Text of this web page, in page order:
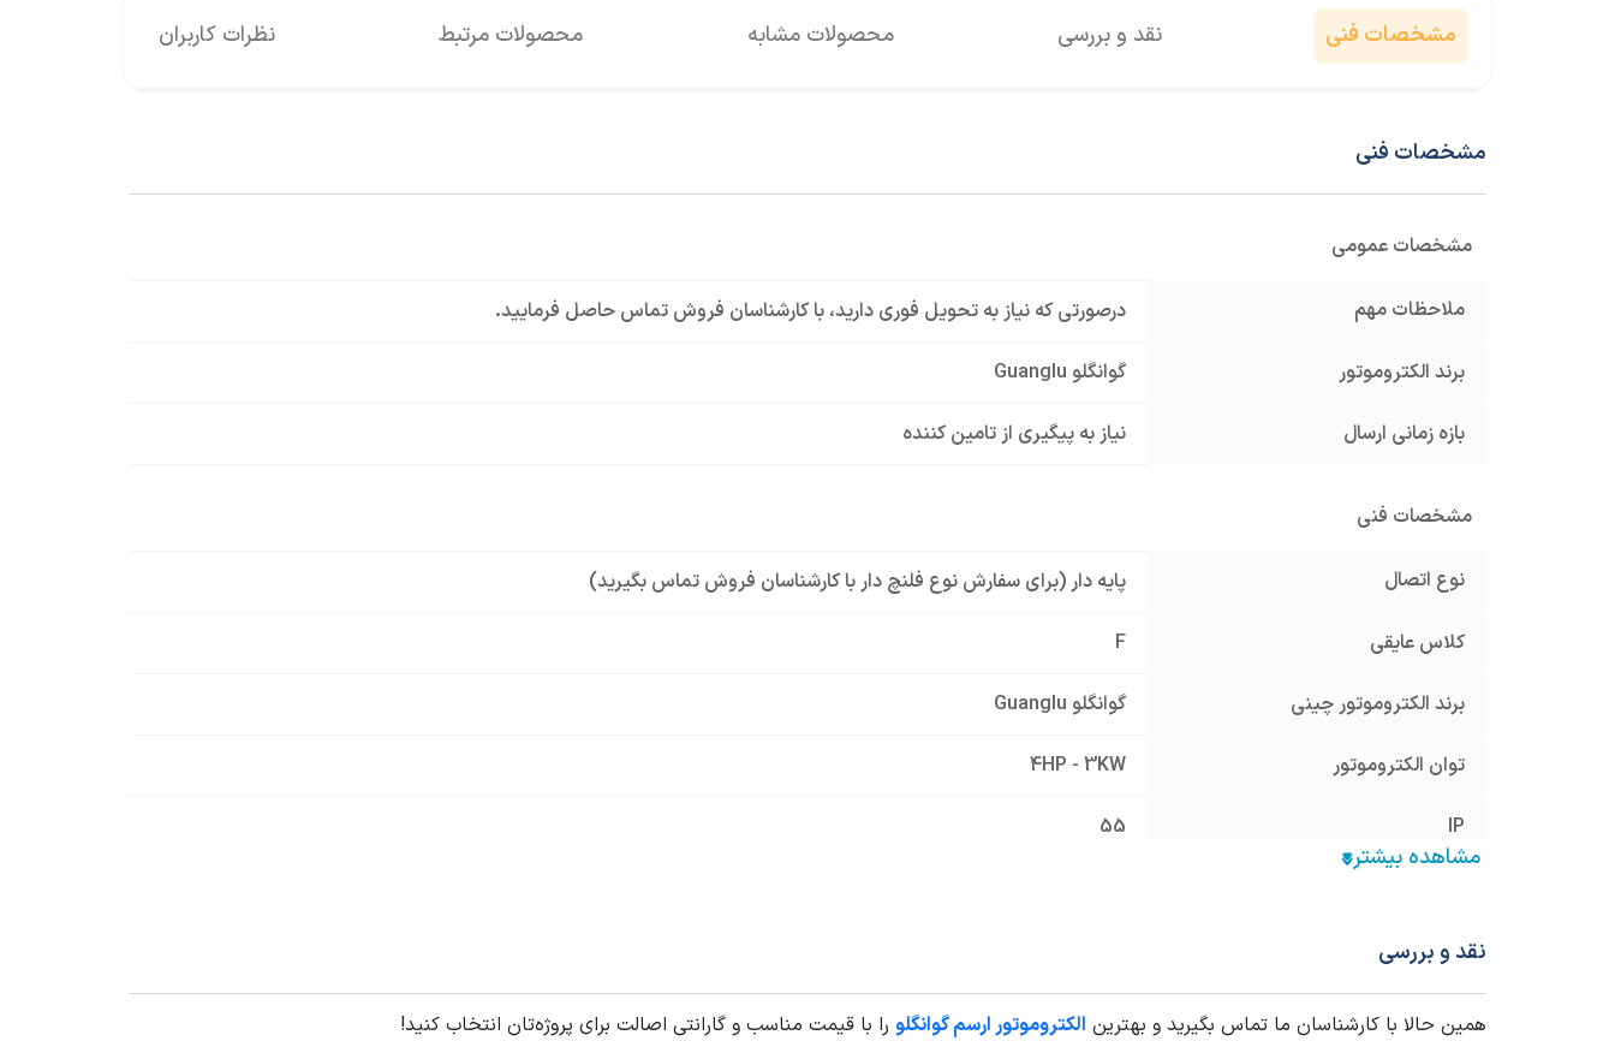
مشخصات فنی نقد و بررسی محصولات مشابه محصولات مرتبط نظرات کاربران
مشخصات فنی
مشخصات عمومی
ملاحظات مهم درصورتی که نیاز به تحویل فوری دارید، با کارشناسان فروش تماس حاصل فرمایید.
برند الکتروموتور گوانگلو Guanglu
بازه زمانی ارسال نیاز به پیگیری از تامین کننده
مشخصات فنی
نوع اتصال پایه دار (برای سفارش نوع فلنچ دار با کارشناسان فروش تماس بگیرید)
کلاس عایقی F
برند الکتروموتور چینی گوانگلو Guanglu
توان الکتروموتور 4HP - 3KW
IP
55
جنس پوسته
فرکانس (HZ)
نقد و بررسی
همین حالا با کارشناسان ما تماس بگیرید و بهترین الکتروموتور ارسم گوانگلو را با قیمت مناسب و گارانتی اصالت برای پروژه‌تان انتخاب کنید!